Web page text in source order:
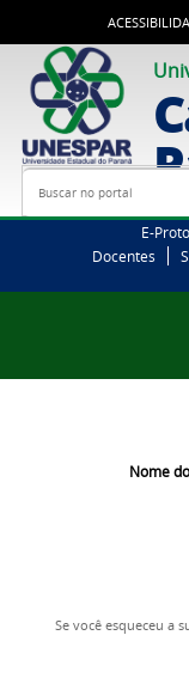
Busca
E-
Docentes
Nome
Se você esqueceu a